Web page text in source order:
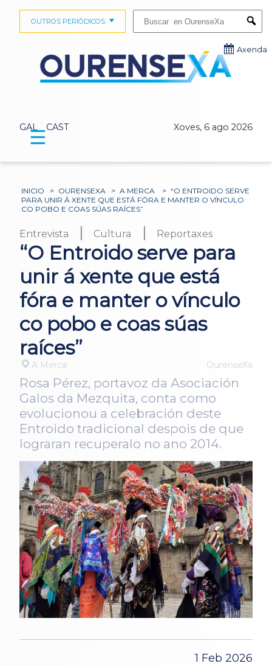
GAL CAST Xoves, 6 ago 2026
OUTROS PERIÓDICOS
Axenda
☰
INICIO > OURENSEXA > A MERCA > “O ENTROIDO SERVE
PARA UNIR Á XENTE QUE ESTÁ FÓRA E MANTER O VÍNCULO
CO POBO E COAS SÚAS RAÍCES”
Entrevista | Cultura | Reportaxes
“O Entroido serve para
unir á xente que está
fóra e manter o vínculo
co pobo e coas súas
raíces”
A Merca OurenseXa
Rosa Pérez, portavoz da Asociación
Galos da Mezquita, conta como
evolucionou a celebración deste
Entroido tradicional despois de que
lograran recuperalo no ano 2014.
1 Feb 2026